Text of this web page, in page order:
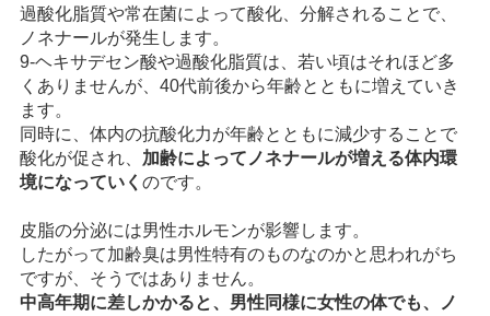
過酸化脂質や常在菌によって酸化、分解されることで、
ノネナールが発生します。
9-ヘキサデセン酸や過酸化脂質は、若い頃はそれほど多
くありませんが、40代前後から年齢とともに増えていき
ます。
同時に、体内の抗酸化力が年齢とともに減少することで
酸化が促され、 加齢によってノネナールが増える体内環
境になっていく のです。
皮脂の分泌には男性ホルモンが影響します。
したがって加齢臭は男性特有のものなのかと思われがち
ですが、そうではありません。
中高年期に差しかかると、男性同様に女性の体でも、ノ